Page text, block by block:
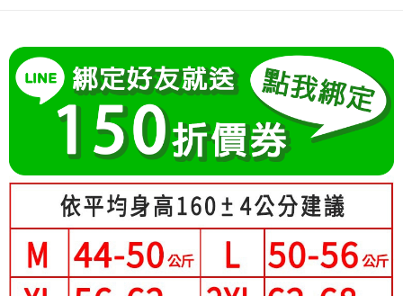
消。如遇「轉專審核」未通過狀況，表示未達大哥付你分期系統評分，恕無
法說明評估內容。
【繳款方式說明】
1.分期款項不併入電信帳單，「大哥付你分期」於每月結算日後寄送繳費提
醒簡訊。
2.透過簡訊連結打開帳單後，可選擇「超商條碼／台灣大直營門市／銀行轉
帳／街口支付／iPASS MONEY」等通路繳費。
【注意事項】
1.本服務係由「台灣大哥大股份有限公司」（以下簡稱本公司）所提供，讓
用戶於交易時，得透過本服務購買商品或服務，並由商店將買賣／分期付款
2.基於同意付款使用「大哥付你分期」之契約關係目的，商店將以您的個人
資料（包含姓名、電話或地址）提供予台灣大哥大進項蒐集、處理及利用，
由本公司與您本人進行分期帳單所需資料之確認、核對及更正。
3.完整用戶服務條款，請詳閱以下連結：https://oppay.tw/userRule
３．安心：先確認商品／服務後，再付款。
【「AFTEE先享後付」結帳流程】
１．於結帳方式選擇「AFTEE先享後付」後，將跳轉至「AFTEE先享後付」
結帳頁面，進行簡訊認證並確認金額後，即可完成結帳。
２．訂單成立數日內，您將收到繳費通知簡訊。
ATM／網路銀行／等多元方式進行付款，方視為交易完成。
※ 請注意：結帳手續完成當下不需立刻繳費，但若您需要取消訂單，請聯絡
購買商品的店家。未經商家同意取消之訂單仍視為有效，需透過AFTEE先享
後付繳納相關費用。
※ 交易是否成功請以「AFTEE先享後付 」之結帳頁面顯示為準，若有關於
是否繳費成功／繳費後需取消欲退款等相關疑問，請聯繫「AFTEE先享後付
客戶支援中心」https://netprotections.freshdesk.com/support/home
「Hami Point」為中華電信所提供之點數服務，可於會員專區綁定中華電信
會員帳號後，即可在購物車使用 Hami Point 折抵消費金額 (1點等於1元)。
ATM付款
運送方式
每筆NT$80，滿NT$699(含以上)免運費
付款後全家取貨
每筆NT$80，滿NT$699(含以上)免運費
萊爾富取貨付款
每筆NT$80，滿NT$699(含以上)免運費